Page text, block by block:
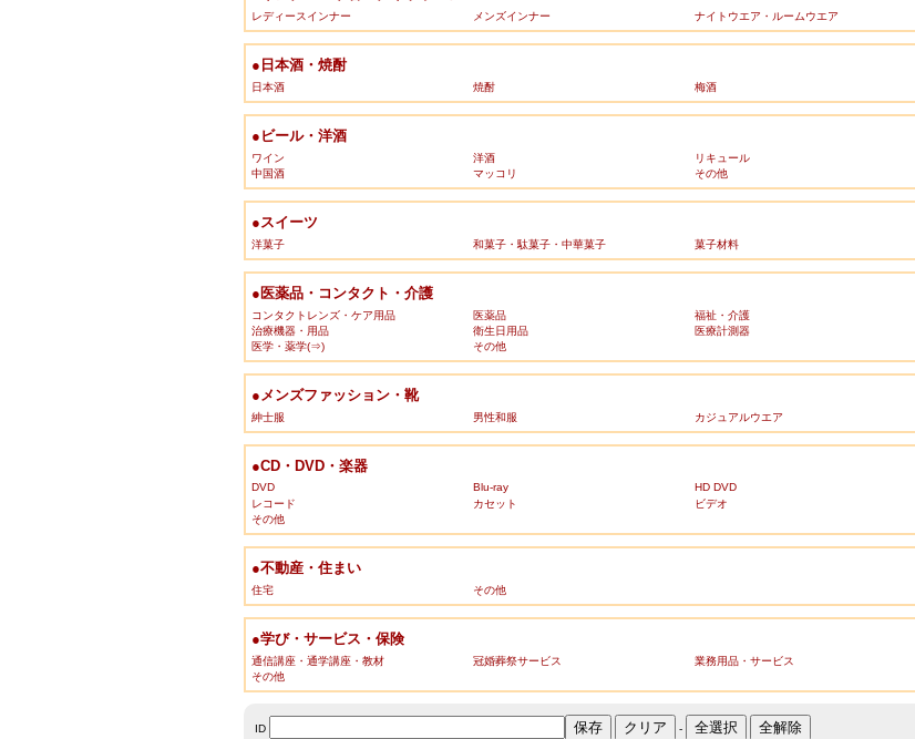
レディースインナー メンズインナー ナイトウエア・ルームウエア
●日本酒・焼酎
日本酒 焼酎 梅酒
●ビール・洋酒
ワイン 洋酒 リキュール
中国酒
マッコリ その他
●スイーツ
洋菓子 和菓子・駄菓子・中華菓子 菓子材料
●医薬品・コンタクト・介護
コンタクトレンズ・ケア用品 医薬品 福祉・介護
治療機器・用品
衛生日用品 医療計測器
医学・薬学(⇒)
その他
●メンズファッション・靴
紳士服 男性和服 カジュアルウエア
●CD・DVD・楽器
DVD Blu-ray HD DVD
レコード
カセット ビデオ
その他
●不動産・住まい
住宅 その他
●学び・サービス・保険
通信講座・通学講座・教材 冠婚葬祭サービス 業務用品・サービス
その他
ID -